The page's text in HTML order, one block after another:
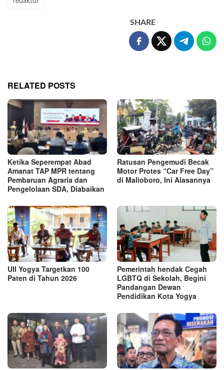
SHARE
RELATED POSTS
Ketika Seperempat Abad
Amanat TAP MPR tentang
Pembaruan Agraria dan
Pengelolaan SDA, Diabaikan
Ratusan Pengemudi Becak
Motor Protes “Car Free Day”
di Malioboro, Ini Alasannya
UII Yogya Targetkan 100
Paten di Tahun 2026
Pemerintah hendak Cegah
LGBTQ di Sekolah, Begini
Pandangan Dewan
Pendidikan Kota Yogya